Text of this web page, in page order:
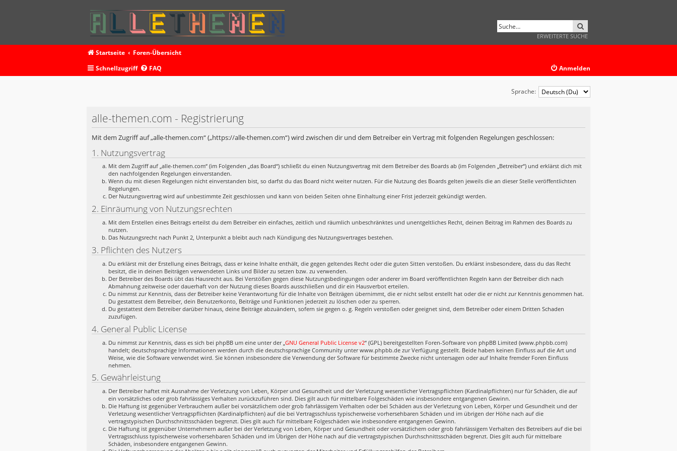
ERWEITERTE SUCHE
Startseite
Foren-Übersicht
Schnellzugriff
FAQ Anmelden
Sprache:
alle-themen.com - Registrierung
Mit dem Zugriff auf „alle-themen.com“ („https://alle-themen.com“) wird zwischen dir und dem Betreiber ein Vertrag mit folgenden Regelungen geschlossen:
1. Nutzungsvertrag
Mit dem Zugriff auf „alle-themen.com“ (im Folgenden „das Board“) schließt du einen Nutzungsvertrag mit dem Betreiber des Boards ab (im Folgenden „Betreiber“) und erklärst dich mit
den nachfolgenden Regelungen einverstanden.
Wenn du mit diesen Regelungen nicht einverstanden bist, so darfst du das Board nicht weiter nutzen. Für die Nutzung des Boards gelten jeweils die an dieser Stelle veröffentlichten
Regelungen.
Der Nutzungsvertrag wird auf unbestimmte Zeit geschlossen und kann von beiden Seiten ohne Einhaltung einer Frist jederzeit gekündigt werden.
2. Einräumung von Nutzungsrechten
Mit dem Erstellen eines Beitrags erteilst du dem Betreiber ein einfaches, zeitlich und räumlich unbeschränktes und unentgeltliches Recht, deinen Beitrag im Rahmen des Boards zu
nutzen.
Das Nutzungsrecht nach Punkt 2, Unterpunkt a bleibt auch nach Kündigung des Nutzungsvertrages bestehen.
3. Pflichten des Nutzers
Du erklärst mit der Erstellung eines Beitrags, dass er keine Inhalte enthält, die gegen geltendes Recht oder die guten Sitten verstoßen. Du erklärst insbesondere, dass du das Recht
besitzt, die in deinen Beiträgen verwendeten Links und Bilder zu setzen bzw. zu verwenden.
Der Betreiber des Boards übt das Hausrecht aus. Bei Verstößen gegen diese Nutzungsbedingungen oder anderer im Board veröffentlichten Regeln kann der Betreiber dich nach
Abmahnung zeitweise oder dauerhaft von der Nutzung dieses Boards ausschließen und dir ein Hausverbot erteilen.
Du nimmst zur Kenntnis, dass der Betreiber keine Verantwortung für die Inhalte von Beiträgen übernimmt, die er nicht selbst erstellt hat oder die er nicht zur Kenntnis genommen hat.
Du gestattest dem Betreiber, dein Benutzerkonto, Beiträge und Funktionen jederzeit zu löschen oder zu sperren.
Du gestattest dem Betreiber darüber hinaus, deine Beiträge abzuändern, sofern sie gegen o. g. Regeln verstoßen oder geeignet sind, dem Betreiber oder einem Dritten Schaden
zuzufügen.
4. General Public License
Du nimmst zur Kenntnis, dass es sich bei phpBB um eine unter der „ GNU General Public License v2“ (GPL) bereitgestellten Foren-Software von phpBB Limited (www.phpbb.com)
handelt; deutschsprachige Informationen werden durch die deutschsprachige Community unter www.phpbb.de zur Verfügung gestellt. Beide haben keinen Einfluss auf die Art und
Weise, wie die Software verwendet wird. Sie können insbesondere die Verwendung der Software für bestimmte Zwecke nicht untersagen oder auf Inhalte fremder Foren Einfluss
nehmen.
5. Gewährleistung
Der Betreiber haftet mit Ausnahme der Verletzung von Leben, Körper und Gesundheit und der Verletzung wesentlicher Vertragspflichten (Kardinalpflichten) nur für Schäden, die auf
ein vorsätzliches oder grob fahrlässiges Verhalten zurückzuführen sind. Dies gilt auch für mittelbare Folgeschäden wie insbesondere entgangenen Gewinn.
Die Haftung ist gegenüber Verbrauchern außer bei vorsätzlichem oder grob fahrlässigem Verhalten oder bei Schäden aus der Verletzung von Leben, Körper und Gesundheit und der
Verletzung wesentlicher Vertragspflichten (Kardinalpflichten) auf die bei Vertragsschluss typischerweise vorhersehbaren Schäden und im übrigen der Höhe nach auf die
vertragstypischen Durchschnittsschäden begrenzt. Dies gilt auch für mittelbare Folgeschäden wie insbesondere entgangenen Gewinn.
Die Haftung ist gegenüber Unternehmern außer bei der Verletzung von Leben, Körper und Gesundheit oder vorsätzlichem oder grob fahrlässigem Verhalten des Betreibers auf die bei
Vertragsschluss typischerweise vorhersehbaren Schäden und im Übrigen der Höhe nach auf die vertragstypischen Durchschnittsschäden begrenzt. Dies gilt auch für mittelbare
Schäden, insbesondere entgangenen Gewinn.